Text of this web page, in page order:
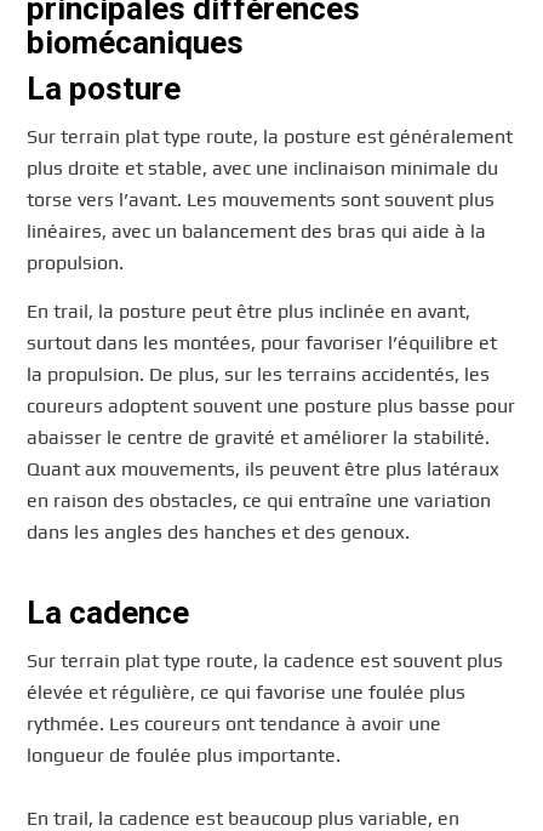
principales différences
biomécaniques
La posture
Sur terrain plat type route, la posture est généralement
plus droite et stable, avec une inclinaison minimale du
torse vers l’avant. Les mouvements sont souvent plus
linéaires, avec un balancement des bras qui aide à la
propulsion.
En trail, la posture peut être plus inclinée en avant,
surtout dans les montées, pour favoriser l’équilibre et
la propulsion. De plus, sur les terrains accidentés, les
coureurs adoptent souvent une posture plus basse pour
abaisser le centre de gravité et améliorer la stabilité.
Quant aux mouvements, ils peuvent être plus latéraux
en raison des obstacles, ce qui entraîne une variation
dans les angles des hanches et des genoux.
La cadence
Sur terrain plat type route, la cadence est souvent plus
élevée et régulière, ce qui favorise une foulée plus
rythmée. Les coureurs ont tendance à avoir une
longueur de foulée plus importante.
En trail, la cadence est beaucoup plus variable, en